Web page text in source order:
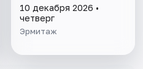
10 декабря 2026 •
четверг
Эрмитаж